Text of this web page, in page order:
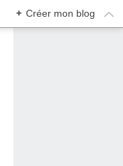
+ Créer mon blog